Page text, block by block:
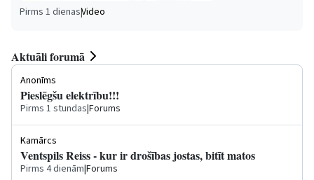
Pirms 1 dienas|Video
Aktuāli forumā
Anonīms
Pieslēgšu elektrību!!!
Pirms 1 stundas|Forums
Kamārcs
Ventspils Reiss - kur ir drošības jostas, bitīt matos
Pirms 4 dienām|Forums